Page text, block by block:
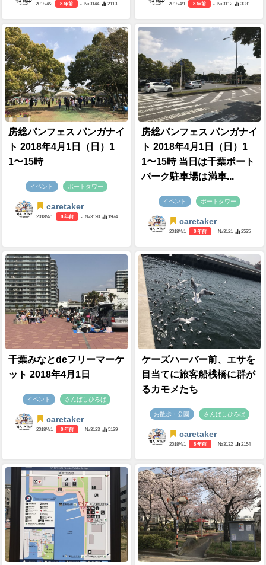
2018/4/2 8 年前 - №3144 2113 2018/4/1 8 年前 - №3112 3031
房総パンフェス パンガナイ
ト 2018年4月1日（日）1
1〜15時
イベント ポートタワー
caretaker
2018/4/1 8 年前 - №3120 1974
房総パンフェス パンガナイ
ト 2018年4月1日（日）1
1〜15時 当日は千葉ポート
パーク駐車場は満車...
イベント ポートタワー
caretaker
2018/4/1 8 年前 - №3121 2535
千葉みなとdeフリーマーケ
ット 2018年4月1日
イベント さんばしひろば
caretaker
2018/4/1 8 年前 - №3123 5139
ケーズハーバー前、エサを
目当てに旅客船桟橋に群が
るカモメたち
お散歩・公園 さんばしひろば
caretaker
2018/4/1 8 年前 - №3132 2154